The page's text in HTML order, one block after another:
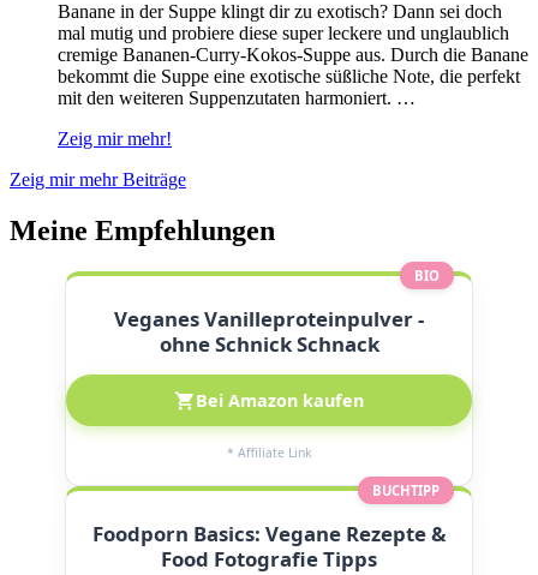
Banane in der Suppe klingt dir zu exotisch? Dann sei doch
mal mutig und probiere diese super leckere und unglaublich
cremige Bananen-Curry-Kokos-Suppe aus. Durch die Banane
bekommt die Suppe eine exotische süßliche Note, die perfekt
mit den weiteren Suppenzutaten harmoniert. …
Zeig mir mehr!
Zeig mir mehr Beiträge
Meine Empfehlungen
BIO
Veganes Vanilleproteinpulver -
ohne Schnick Schnack
Bei Amazon kaufen
* Affiliate Link
BUCHTIPP
Foodporn Basics: Vegane Rezepte &
Food Fotografie Tipps